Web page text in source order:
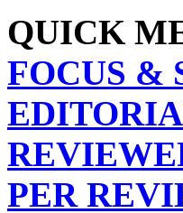
QUICK
FOCUS &
PER